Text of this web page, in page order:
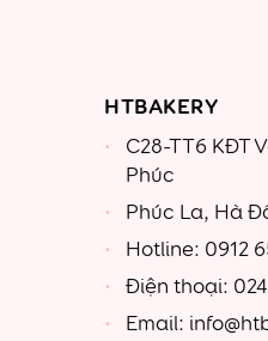
HTBAKERY
C28-TT6 KĐT
Phúc
Phúc La, Hà
Hotline: 0912
Điện thoại:
Email: